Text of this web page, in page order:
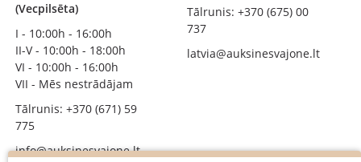
(Vecpilsēta)
I - 10:00h - 16:00h
II-V - 10:00h - 18:00h
VI - 10:00h - 16:00h
VII - Mēs nestrādājam
Tālrunis: +370 (671) 59
775
info@auksinesvajone.lt
Tālrunis: +370 (675) 00
737
latvia@auksinesvajone.lt